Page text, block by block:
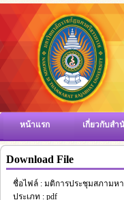
หน้าแรก เกี่ยวกับสำ
Download File
ชื่อไฟล์ : มติการประชุมสภามหา
ประเภท : pdf